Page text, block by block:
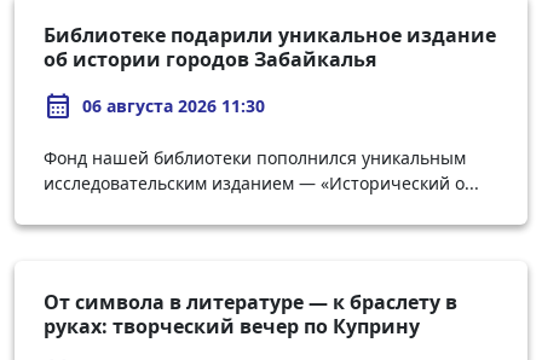
Библиотеке подарили уникальное издание
об истории городов Забайкалья
calendar_month 06 августа 2026 11:30
Фонд нашей библиотеки пополнился уникальным
исследовательским изданием — «Исторический о...
От символа в литературе — к браслету в
руках: творческий вечер по Куприну